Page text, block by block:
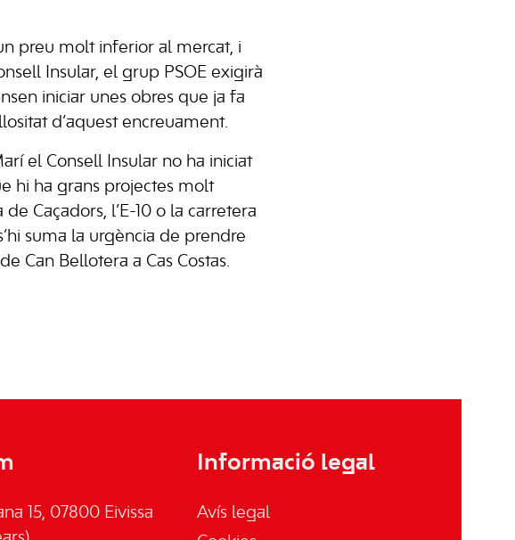
preu molt inferior al mercat, i
Insular, el grup PSOE exigirà
iniciar unes obres que ja fa
d’aquest encreuament.
el Consell Insular no ha iniciat
hi ha grans projectes molt
de Caçadors, l’ E-10 o la carretera
suma la urgència de prendre
Can Bellotera a Cas Costas.
15, 07800 Eivissa
Informació legal
Avís legal